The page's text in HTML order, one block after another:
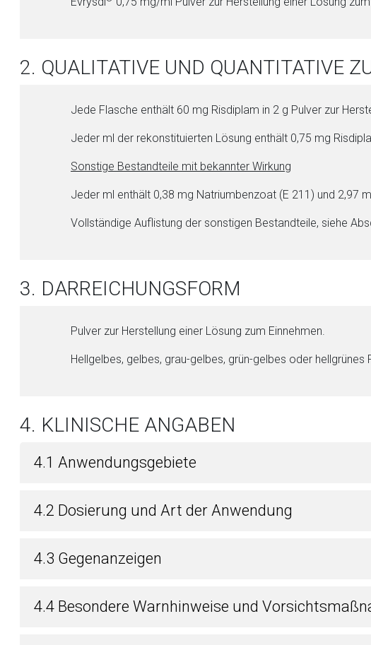
2. QUALITATIVE UND QUANTITATIVE
Jede Flasche enthält 60 mg Risdiplam in 2 g Pul­ver zur
Jeder ml der rekonstituierten Lö­sung enthält 0,75 mg
Sonstige Be­stand­tei­le mit bekannter Wirkung
Jeder ml enthält 0,38 mg Na­tri­um­ben­zo­at (E 211) und 2,97
Vollständige Auflistung der sonstigen Be­stand­tei­le, siehe
3. DARREICHUNGSFORM
Pul­ver zur Herstellung ei­ner Lö­sung zum Einnehmen.
Hellgel­bes, gel­bes, grau-gel­bes, grün-gel­bes oder hellgrü­nes
4. KLINISCHE ANGABEN
4.1 Anwendungsgebiete
4.2 Dosierung und Art der Anwendung
4.3 Gegenanzeigen
4.4 Besondere Warnhinweise und